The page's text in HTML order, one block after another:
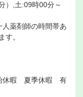
）,土:09時00分～
薬剤師の時間帯あ
す。
休暇 夏季休暇 有